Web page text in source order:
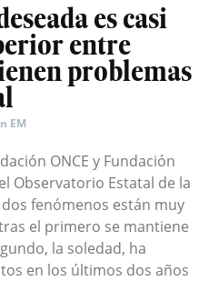
es casi
entre
problemas
EM
ONCE y Fundación
Observatorio Estatal de la
fenómenos están muy
el primero se mantiene
la soledad, ha
en los últimos dos años